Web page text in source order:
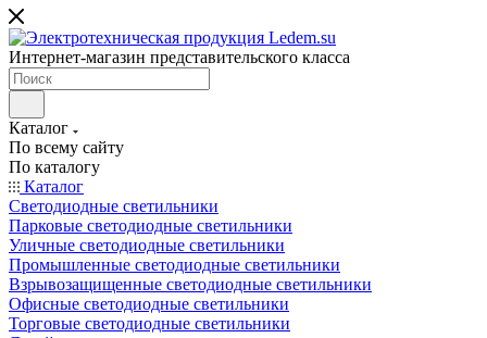
Интернет-магазин представительского класса
Каталог
По всему сайту
По каталогу
Каталог
Светодиодные светильники
Парковые светодиодные светильники
Уличные светодиодные светильники
Промышленные светодиодные светильники
Взрывозащищенные светодиодные светильники
Офисные светодиодные светильники
Торговые светодиодные светильники